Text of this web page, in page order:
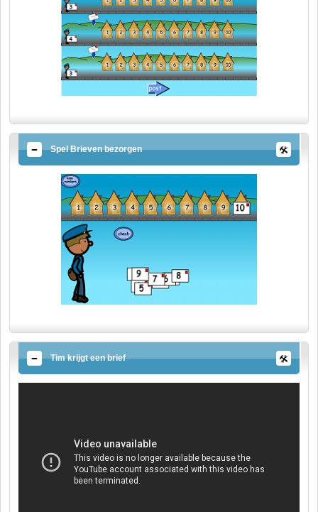
Spel Brieven bezorgen
Tim krijgt een brief